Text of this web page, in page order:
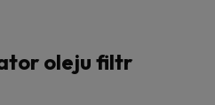
oleju filtr